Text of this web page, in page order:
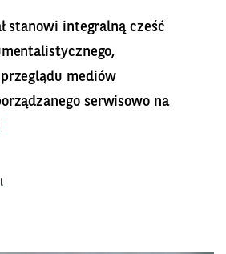
stanowi integralną cześć
mediów
serwisowo na